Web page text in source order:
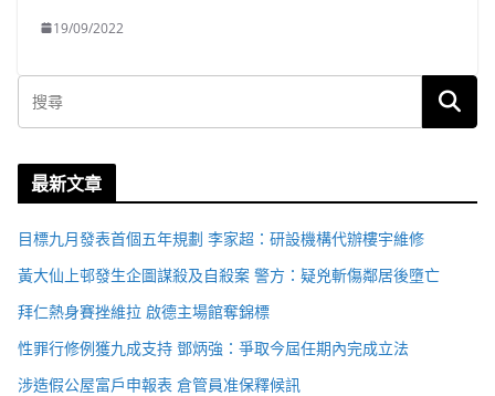
19/09/2022
最新文章
目標九月發表首個五年規劃 李家超：研設機構代辦樓宇維修
黃大仙上邨發生企圖謀殺及自殺案 警方：疑兇斬傷鄰居後墮亡
拜仁熱身賽挫維拉 啟德主場館奪錦標
性罪行修例獲九成支持 鄧炳強：爭取今屆任期內完成立法
涉造假公屋富戶申報表 倉管員准保釋候訊